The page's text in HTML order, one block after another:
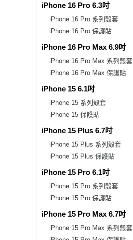
iPhone 16 Pro 6.3吋
iPhone 16 Pro 系列殼套
iPhone 16 Pro 保護貼
iPhone 16 Pro Max 6.9吋
iPhone 16 Pro Max 系列殼套
iPhone 16 Pro Max 保護貼
iPhone 15 6.1吋
iPhone 15 系列殼套
iPhone 15 保護貼
iPhone 15 Plus 6.7吋
iPhone 15 Plus 系列殼套
iPhone 15 Plus 保護貼
iPhone 15 Pro 6.1吋
iPhone 15 Pro 系列殼套
iPhone 15 Pro 保護貼
iPhone 15 Pro Max 6.7吋
iPhone 15 Pro Max 系列殼套